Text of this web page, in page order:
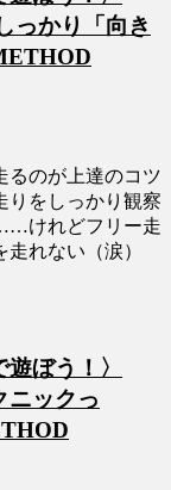
っかり「向き
るのが上達のコツ
りをしっかり観察
けれどフリー走
れない（涙）
ぼう！〉
ニックっ